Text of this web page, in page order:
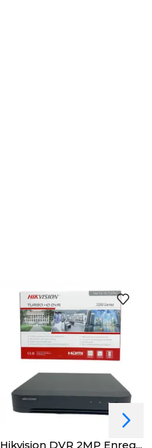
Hikvision DVR 2MP Enreg...